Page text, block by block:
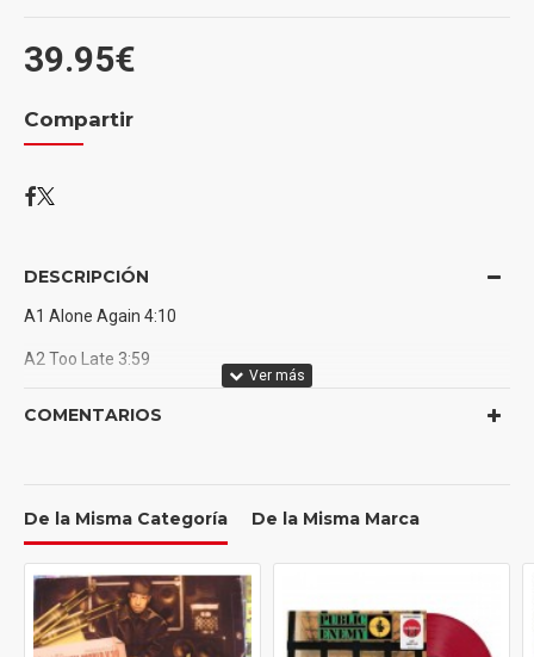
39.95€
Compartir
DESCRIPCIÓN
A1 Alone Again 4:10
A2 Too Late 3:59
B6 Escape From LA 5:55
B7 Heartless 3:21
B8 Faith 4:43
COMENTARIOS
De la Misma Categoría De la Misma Marca